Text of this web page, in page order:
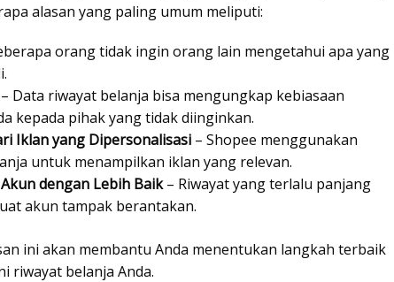
alasan yang paling umum meliputi:
orang tidak ingin orang lain mengetahui apa yang
– Data riwayat belanja bisa mengungkap kebiasaan
kepada pihak yang tidak diinginkan.
Iklan yang Dipersonalisasi – Shopee menggunakan
untuk menampilkan iklan yang relevan.
dengan Lebih Baik– Riwayat yang terlalu panjang
akun tampak berantakan.
ini akan membantu Anda menentukan langkah terbaik
riwayat belanja Anda.